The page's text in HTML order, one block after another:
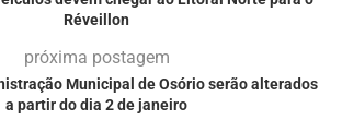
Réveillon
próxima postagem
Municipal de Osório serão alterados
a partir do dia 2 de janeiro